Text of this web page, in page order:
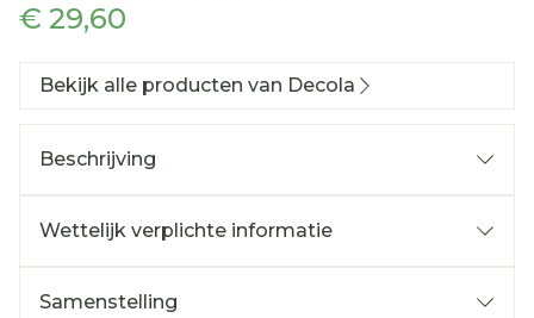
€ 29,60
Bekijk alle producten van Decola
Beschrijving
Wettelijk verplichte informatie
Samenstelling